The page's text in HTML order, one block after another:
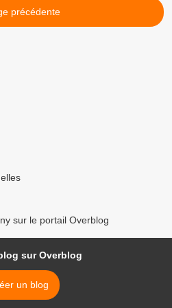
précédente
sur le portail Overblog
sur Overblog
un blog